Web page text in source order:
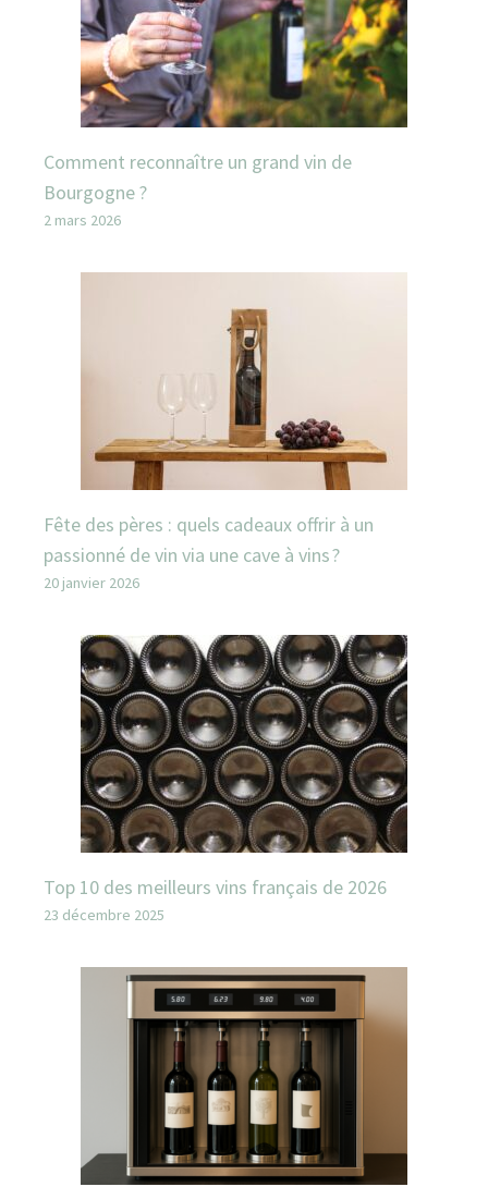
Comment reconnaître un grand vin de
Bourgogne ?
2 mars 2026
Fête des pères : quels cadeaux offrir à un
passionné de vin via une cave à vins ?
20 janvier 2026
Top 10 des meilleurs vins français de 2026
23 décembre 2025